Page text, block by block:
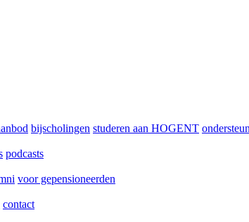
bijscholingen studeren aan HOGENT
podcasts
voor gepensioneerden
contact